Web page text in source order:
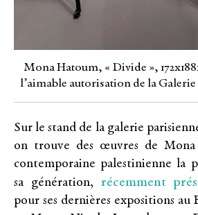
Mona Hatoum, « Divide »,
l’aimable autorisation de la
Sur le stand de la galerie
on trouve des œuvres de Mona
contemporaine palestinienne la
sa génération, récemment
pour ses dernières expositions au